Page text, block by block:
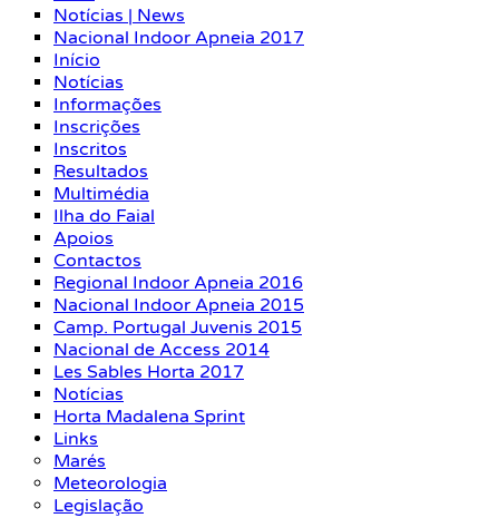
Notícias | News
Nacional Indoor Apneia 2017
Início
Notícias
Informações
Inscrições
Inscritos
Resultados
Multimédia
Ilha do Faial
Apoios
Contactos
Regional Indoor Apneia 2016
Nacional Indoor Apneia 2015
Camp. Portugal Juvenis 2015
Nacional de Access 2014
Les Sables Horta 2017
Notícias
Horta Madalena Sprint
Links
Marés
Meteorologia
Legislação